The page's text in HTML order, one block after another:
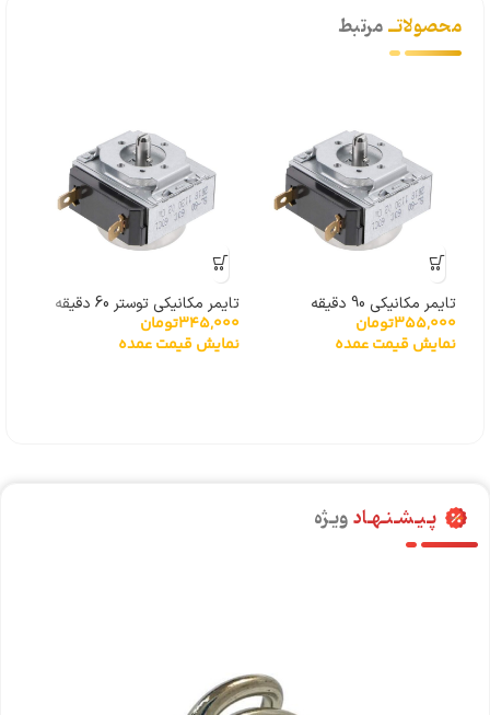
محصولاتــمرتبط
تایمر مکانیکی 90 دقیقه
355,000تومان
نمایش قیمت عمده
تایمر مکانیکی توستر 60 دقیقه
345,000تومان
نمایش قیمت عمده
پـیـشـنـهـادویـژه